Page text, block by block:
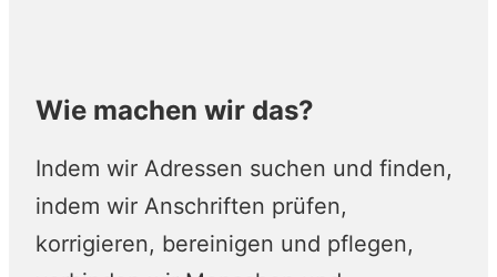
Wie machen wir das?
Indem wir Adressen suchen und finden,
indem wir Anschriften prüfen,
korrigieren, bereinigen und pflegen,